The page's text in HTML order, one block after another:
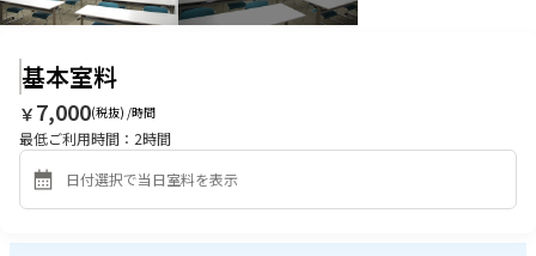
基本室料
￥ 7,000(税抜) /時間
最低ご利用時間： 2時間